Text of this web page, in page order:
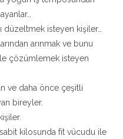
düzeltmek isteyen kişiler…
arınmak ve bunu
çözümlemek isteyen
ve daha önce çeşitli
bireyler.
kilosunda fit vücudu ile